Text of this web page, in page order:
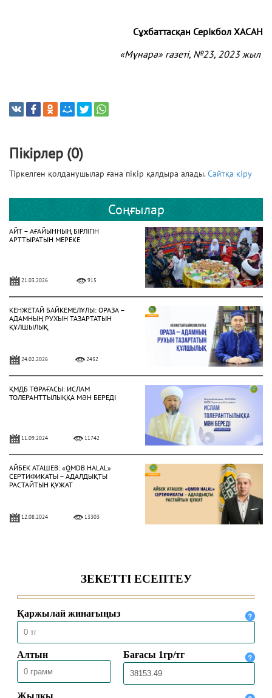
Сұхбаттасқан Серікбол ХАСАН
«Мұнара» газеті, №23, 2023 жыл
Пікірлер (0)
Тіркелген қолданушылар ғана пікір қалдыра алады.Сайтқа кіру
Соңғылар
АЙТ – АҒАЙЫННЫҢ БІРЛІГІН
АРТТЫРАТЫН МЕРЕКЕ
21.03.2026 915
КЕНЖЕТАЙ БАЙКЕМЕЛҰЛЫ: ОРАЗА –
АДАМНЫҢ РУХЫН ТАЗАРТАТЫН
ҚҰЛШЫЛЫҚ
24.02.2026 2432
ҚМДБ ТӨРАҒАСЫ: ИСЛАМ
ТОЛЕРАНТТЫЛЫҚҚА МӘН БЕРЕДІ
11.09.2024 11742
АЙБЕК АТАШЕВ: «QMDB HALAL»
СЕРТИФИКАТЫ – АДАЛДЫҚТЫ
РАСТАЙТЫН ҚҰЖАТ
12.08.2024 13303
13.07.2024 13578
ДӘСТҮРЛІ ДІННІҢ УЫЗЫНА
ЖАРЫҒАН ҰРПАҚ ЖАТ АҒЫМҒА
ТӨТЕП БЕРЕ АЛАДЫ
06.03.2024